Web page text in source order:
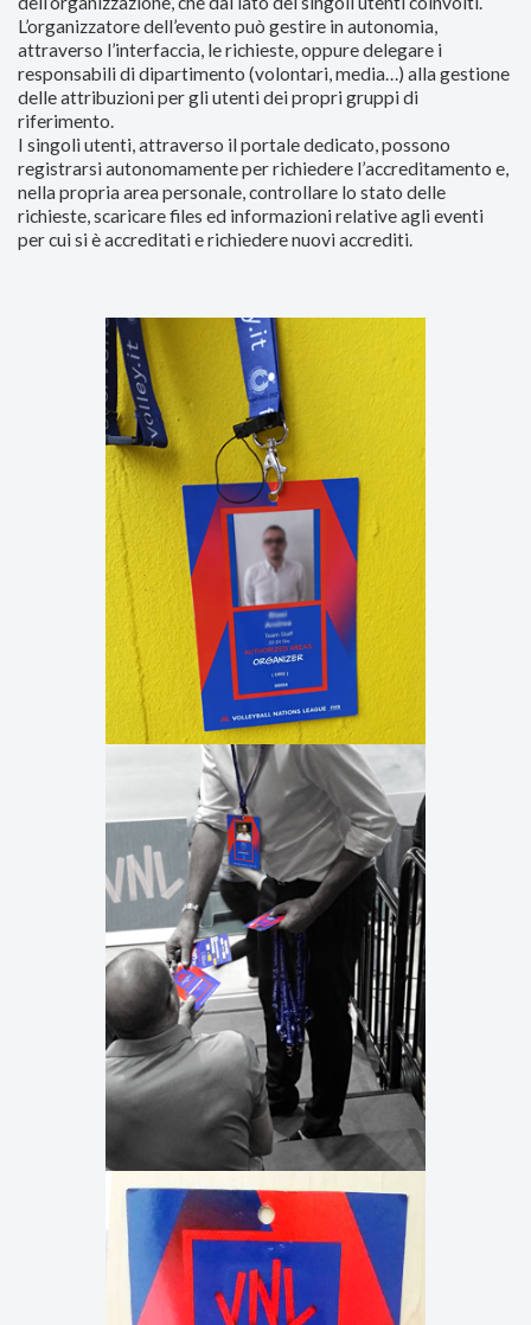
L’organizzatore dell’evento può gestire in autonomia,
attraverso l’interfaccia, le richieste, oppure delegare i
responsabili di dipartimento (volontari, media…) alla gestione
delle attribuzioni per gli utenti dei propri gruppi di
riferimento.
I singoli utenti, attraverso il portale dedicato, possono
registrarsi autonomamente per richiedere l’accreditamento e,
nella propria area personale, controllare lo stato delle
richieste, scaricare files ed informazioni relative agli eventi
per cui si è accreditati e richiedere nuovi accrediti.